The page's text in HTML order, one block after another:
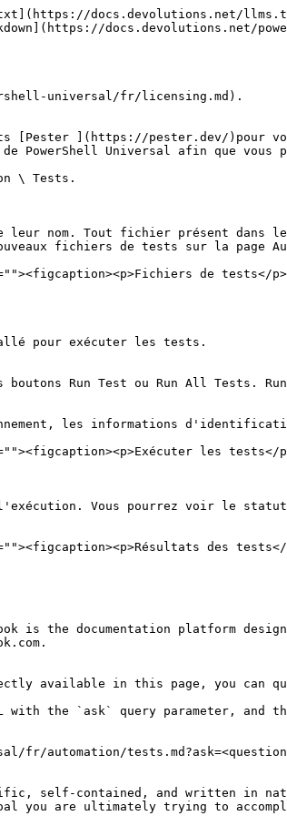
docs.devolutions.net/
docs.devolutions.net/
universal/fr/licensing.md).
[Pester ](https://pester.dev/
de PowerShell Universal afin que
\ Tests.
nom. Tout fichier présent dans
fichiers de tests sur la page
de tests</
pour exécuter les tests.
Run Test ou Run All Tests.
les informations
les
Vous pourrez voir le
des
is the documentation platform
available in this page, you can
with the `ask` query parameter, and
automation/
self-contained, and written in
you are ultimately trying to